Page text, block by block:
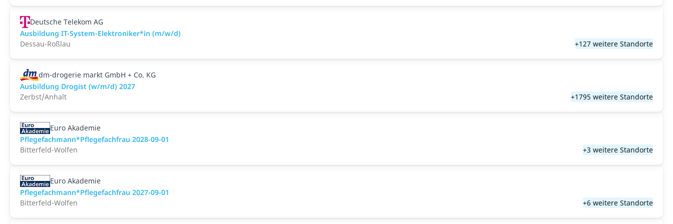
Deutsche Telekom AG
Ausbildung IT-System-Elektroniker*in (m/w/d)
Dessau-Roßlau
+127 weitere Standorte
dm-drogerie markt GmbH + Co. KG
Ausbildung Drogist (w/m/d) 2027
Zerbst/Anhalt
+1795 weitere Standorte
Euro Akademie
Pflegefachmann*Pflegefachfrau 2028-09-01
Bitterfeld-Wolfen
+3 weitere Standorte
Euro Akademie
Pflegefachmann*Pflegefachfrau 2027-09-01
Bitterfeld-Wolfen
+6 weitere Standorte